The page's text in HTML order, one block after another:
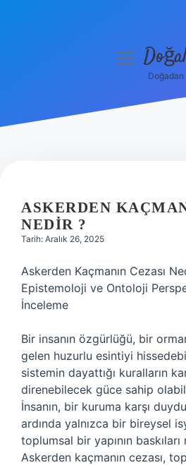
Hakkımızda
menüyü
ASKERDEN
NEDIR ?
Tarih: Aralık 26, 2025
Askerden Kaçmanın Cezası
Epistemoloji ve Ontoloji
İnceleme
Bir insanın özgürlüğü, bir
gelen huzurlu esintiyi
sistemin dayattığı kuralların
direnebilecek güce sahip
İnsanın, bir kuruma karşı
ardında yalnızca bir bireysel
toplumsal bir yapının
Askerden kaçmanın cezası,